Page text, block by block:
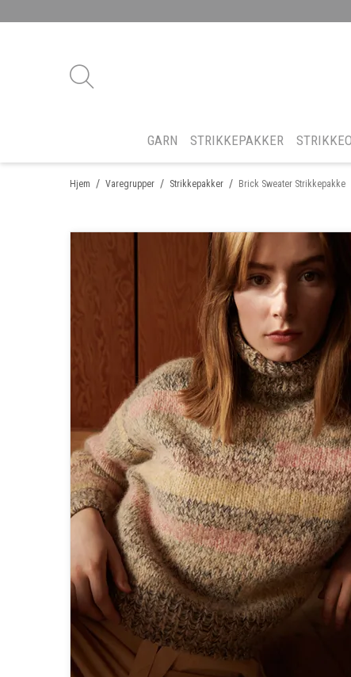
GARN STRIKKEPAKKER
/
Hjem /
Varegrupper /
Strikkepakker Brick Sweater Strikkepakke